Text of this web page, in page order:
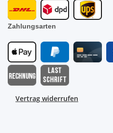
Zahlungsarten
Vertrag widerrufen